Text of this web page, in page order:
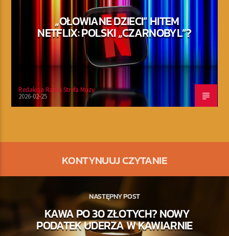
„OŁOWIANE DZIECI” HITEM
NETFLIX: POLSKI „CZARNOBYL”?
Redakcja Radia Strefa Muzy
2026-02-25
KONTYNUUJ CZYTANIE
NASTĘPNY POST
KAWA PO 30 ZŁOTYCH? NOWY
PODATEK UDERZA W KAWIARNIE